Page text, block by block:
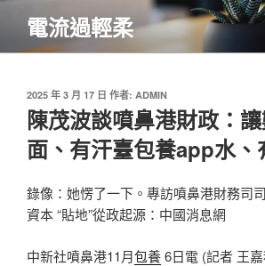
主
電流過輕柔
發
佈
於
2025 年 3 月 17 日 作者: ADMIN
陳茂波談噴鼻港財政：
面、有汗臺包養app水、
錄像：她愣了一下。專訪噴鼻港財務司
資本 “貼地”從政起源：中國消息網
中新社噴鼻港11月包養6日電 (記者 王